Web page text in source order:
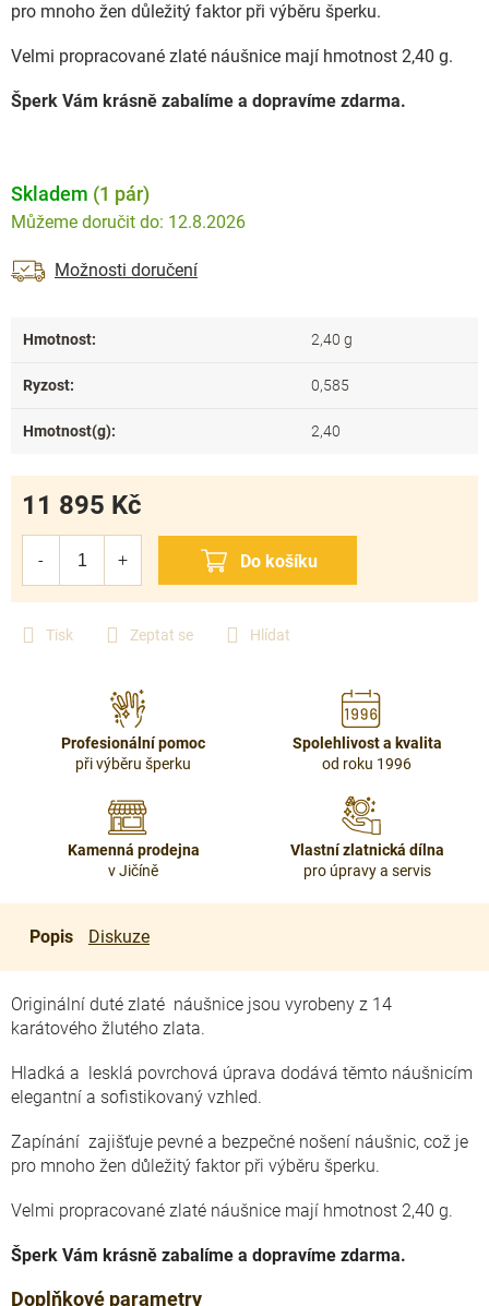
pro mnoho žen důležitý faktor při výběru šperku.
Velmi propracované zlaté náušnice mají hmotnost 2,40 g.
Šperk Vám krásně zabalíme a dopravíme zdarma.
Tisk Zeptat se Hlídat
Skladem (1 pár)
12.8.2026
Možnosti doručení
11 895 Kč
Hmotnost: 2,40 g
Ryzost: 0,585
Hmotnost(g): 2,40
Profesionální pomoc
při výběru šperku
Spolehlivost a kvalita
od roku 1996
Kamenná prodejna
v Jičíně
Vlastní zlatnická dílna
pro úpravy a servis
Popis Diskuze
Originální duté zlaté náušnice jsou vyrobeny z 14
karátového žlutého zlata.
Hladká a lesklá povrchová úprava dodává těmto náušnicím
elegantní a sofistikovaný vzhled.
Zapínání zajišťuje pevné a bezpečné nošení náušnic, což je
pro mnoho žen důležitý faktor při výběru šperku.
Velmi propracované zlaté náušnice mají hmotnost 2,40 g.
Šperk Vám krásně zabalíme a dopravíme zdarma.
Doplňkové parametry